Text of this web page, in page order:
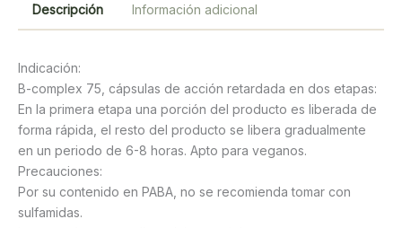
cantidad
Descripción Información adicional
Indicación:
B-complex 75, cápsulas de acción retardada en dos etapas:
En la primera etapa una porción del producto es liberada de
forma rápida, el resto del producto se libera gradualmente
en un periodo de 6-8 horas. Apto para veganos.
Precauciones:
Por su contenido en PABA, no se recomienda tomar con
sulfamidas.